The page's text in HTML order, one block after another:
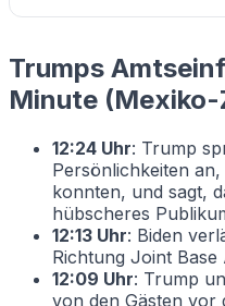
Trumps
Minute (Mexiko-
12:24 Uhr: Trump
Persönlichkeiten
konnten, und sagt,
hübscheres
12:13 Uhr: Biden
Richtung Joint Base
12:09 Uhr: Trump
von den Gästen vor